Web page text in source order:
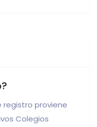
registro proviene
Colegios